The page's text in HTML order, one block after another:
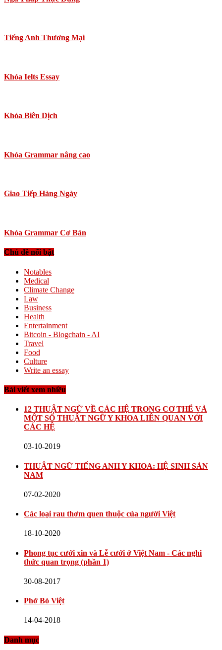
Tiếng Anh Thương Mại
Khóa Ielts Essay
Khóa Biên Dịch
Khóa Grammar nâng cao
Giao Tiếp Hàng Ngày
Khóa Grammar Cơ Bản
Chủ đề nổi bật
Notables
Medical
Climate Change
Law
Business
Health
Entertainment
Bitcoin - Blogchain - AI
Travel
Food
Culture
Write an essay
Bài viết xem nhiều
12 THUẬT NGỮ VỀ CÁC HỆ TRONG CƠ THỂ VÀ
MỘT SỐ THUẬT NGỮ Y KHOA LIÊN QUAN VỚI
CÁC HỆ
03-10-2019
THUẬT NGỮ TIẾNG ANH Y KHOA: HỆ SINH SẢN
NAM
07-02-2020
Các loại rau thơm quen thuộc của người Việt
18-10-2020
Phong tục cưới xin và Lễ cưới ở Việt Nam - Các nghi
thức quan trọng (phần 1)
30-08-2017
Phở Bò Việt
14-04-2018
Danh mục